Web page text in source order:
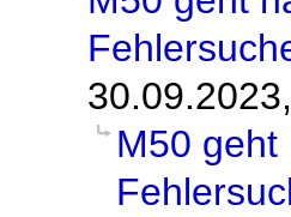
M50 geht